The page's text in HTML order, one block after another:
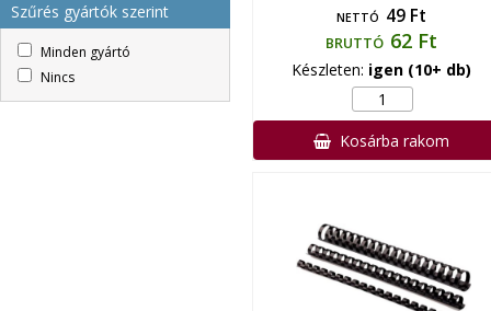
Szűrés gyártók szerint
Minden gyártó
Nincs
NETTÓ 49 Ft
BRUTTÓ 62 Ft
Készleten: igen (10+ db)
Kosárba rakom